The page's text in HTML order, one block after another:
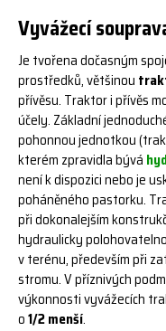
Vyvážecí
Je tvořena dočasným
prostředků, většinou
přívěsu. Traktor i přívěs
účely. Základní
pohonnou jednotkou
kterém zpravidla bývá
není k dispozici nebo je
poháněného pastorku.
při dokonalejším
hydraulicky
v terénu, především při
stromu. V příznivých
výkonnosti vyvážecích
o1/2 menší.